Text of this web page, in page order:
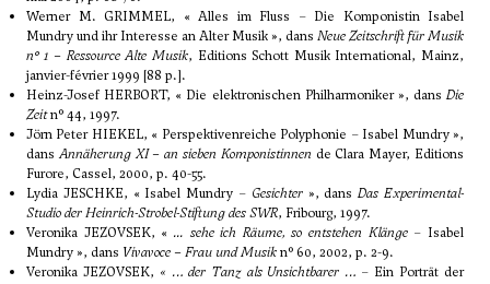
Werner M. GRIMMEL, « Alles im Fluss – Die Komponistin Isabel
Mundry und ihr Interesse an Alter Musik », dans Neue Zeitschrift für Musik
n° 1 – Ressource Alte Musik, Editions Schott Musik International, Mainz,
janvier-février 1999 [88 p.].
Heinz-Josef HERBORT, « Die elektronischen Philharmoniker », dans Die
Zeitn° 44, 1997.
Jörn Peter HIEKEL, « Perspektivenreiche Polyphonie – Isabel Mundry »,
dansAnnäherung XI – an sieben Komponistinnen de Clara Mayer, Editions
Furore, Cassel, 2000, p. 40-55.
Lydia JESCHKE, « Isabel Mundry – Gesichter», dansDas Experimental-
Studio der Heinrich-Strobel-Stiftung des SWR, Fribourg, 1997.
Veronika JEZOVSEK, « ... sehe ich Räume, so entstehen Klänge– Isabel
Mundry », dans Vivavoce – Frau und Musikn° 60, 2002, p. 2-9.
Veronika JEZOVSEK, « … der Tanz als Unsichtbarer … – Ein Porträt der